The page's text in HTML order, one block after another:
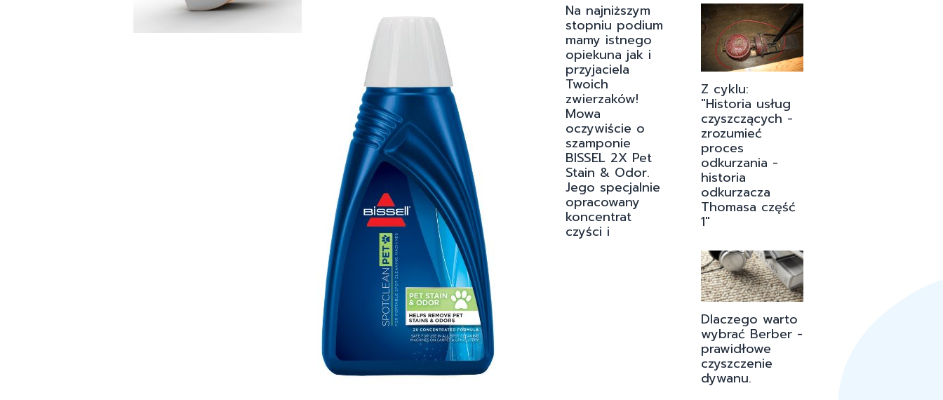
Na najniższym
stopniu podium
mamy istnego
opiekuna jak i
przyjaciela
Twoich
zwierzaków!
Mowa
oczywiście o
szamponie
BISSEL 2X Pet
Stain & Odor.
Jego specjalnie
opracowany
koncentrat
czyści i
Z cyklu:
"Historia usług
czyszczących -
zrozumieć
proces
odkurzania -
historia
odkurzacza
Thomasa część
1"
Dlaczego warto
wybrać Berber -
prawidłowe
czyszczenie
dywanu.